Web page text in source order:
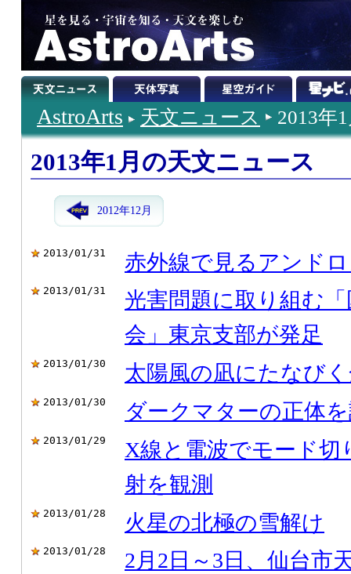
AstroArts 天文ニュース 2013年
2013年1月の天文ニュース
2012年12月
2013/01/31 赤外線で見るアンド
2013/01/31
光害問題に取り組む
会」東京支部が発足
2013/01/30 太陽風の凪にたなび
2013/01/30 ダークマターの正体
2013/01/29
X線と電波でモード
射を観測
2013/01/28 火星の北極の雪解け
2013/01/28
2月2日～3日、仙台市